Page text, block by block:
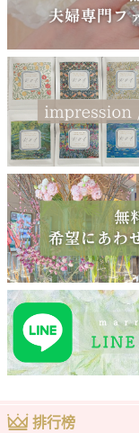
排行榜